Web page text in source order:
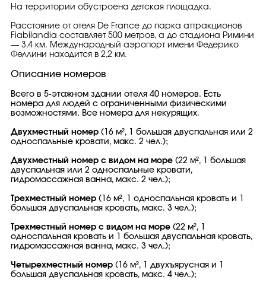
На территории обустроена детская площадка.
Расстояние от отеля De France до парка аттракционов
Fiabilandia составляет 500 метров, а до стадиона Римини
— 3,4 км. Международный аэропорт имени Федерико
Феллини находится в 2,2 км.
Описание номеров
Всего в 5-этажном здании отеля 40 номеров. Есть
номера для людей с ограниченными физическими
возможностями. Все номера для некурящих.
Двухместный номер (16 м², 1 большая двуспальная или 2
односпальные кровати, макс. 2 чел.);
Двухместный номер с видом на море (22 м², 1 большая
двуспальная или 2 односпальные кровати,
гидромассажная ванна, макс. 2 чел.);
Трехместный номер (16 м², 1 односпальная кровать и 1
большая двуспальная кровать, макс. 3 чел.);
Трехместный номер с видом на море (22 м², 1
односпальная кровать и 1 большая двуспальная кровать,
гидромассажная ванна, макс. 3 чел.);
Четырехместный номер (16 м², 1 двухъярусная и 1
большая двуспальная кровать, макс. 4 чел.);